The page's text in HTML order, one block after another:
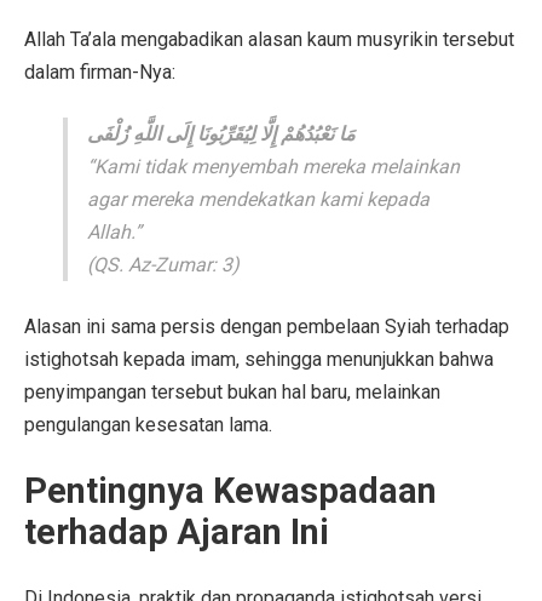
Allah Ta’ala mengabadikan alasan kaum musyrikin tersebut
dalam firman-Nya:
مَا نَعْبُدُهُمْ إِلَّا لِيُقَرِّبُونَا إِلَى اللَّهِ زُلْفَى
“Kami tidak menyembah mereka melainkan
agar mereka mendekatkan kami kepada
Allah.”
(QS. Az-Zumar: 3)
Alasan ini sama persis dengan pembelaan Syiah terhadap
istighotsah kepada imam, sehingga menunjukkan bahwa
penyimpangan tersebut bukan hal baru, melainkan
pengulangan kesesatan lama.
Pentingnya Kewaspadaan
terhadap Ajaran Ini